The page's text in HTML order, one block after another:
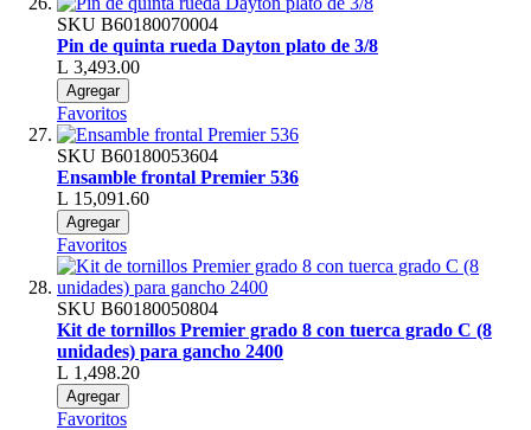
SKU B60180070004
Pin de quinta rueda Dayton plato de 3/8
L 3,493.00
Agregar
Favoritos
SKU B60180053604
Ensamble frontal Premier 536
L 15,091.60
Agregar
Favoritos
SKU B60180050804
Kit de tornillos Premier grado 8 con tuerca grado C (8
unidades) para gancho 2400
L 1,498.20
Agregar
Favoritos